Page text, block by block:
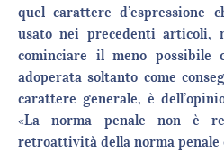
quel carattere d’espressione
usato nei precedenti
cominciare il meno possibile
adoperata soltanto come
carattere generale, è
«La norma penale non è
retroattività della norma penale